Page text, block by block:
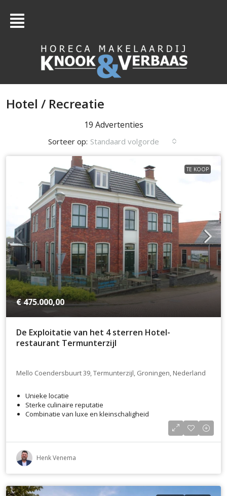
Hotel / Recreatie
19 Advertenties
Sorteer op: Standaard volgorde
TE KOOP
€ 475.000,00
De Exploitatie van het 4 sterren Hotel-
restaurant Termunterzijl
Mello Coendersbuurt 39, Termunterzijl, Groningen, Nederland
Unieke locatie
Sterke culinaire reputatie
Combinatie van luxe en kleinschaligheid
Henk Venema